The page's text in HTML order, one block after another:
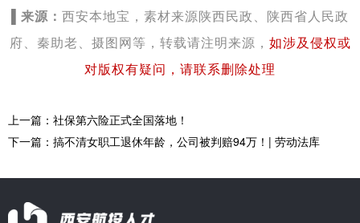
来源： 西安本地宝，素材来源陕西民政
陕西省人民政
府、 秦助老、 摄图网等 ，转载请注明来源， 如涉及侵权或
对版权有疑问，请联系删除处理
上一篇：社保第六险正式全国落地！
下一篇：搞不清女职工退休年龄，公司被判赔94万！| 劳动法库